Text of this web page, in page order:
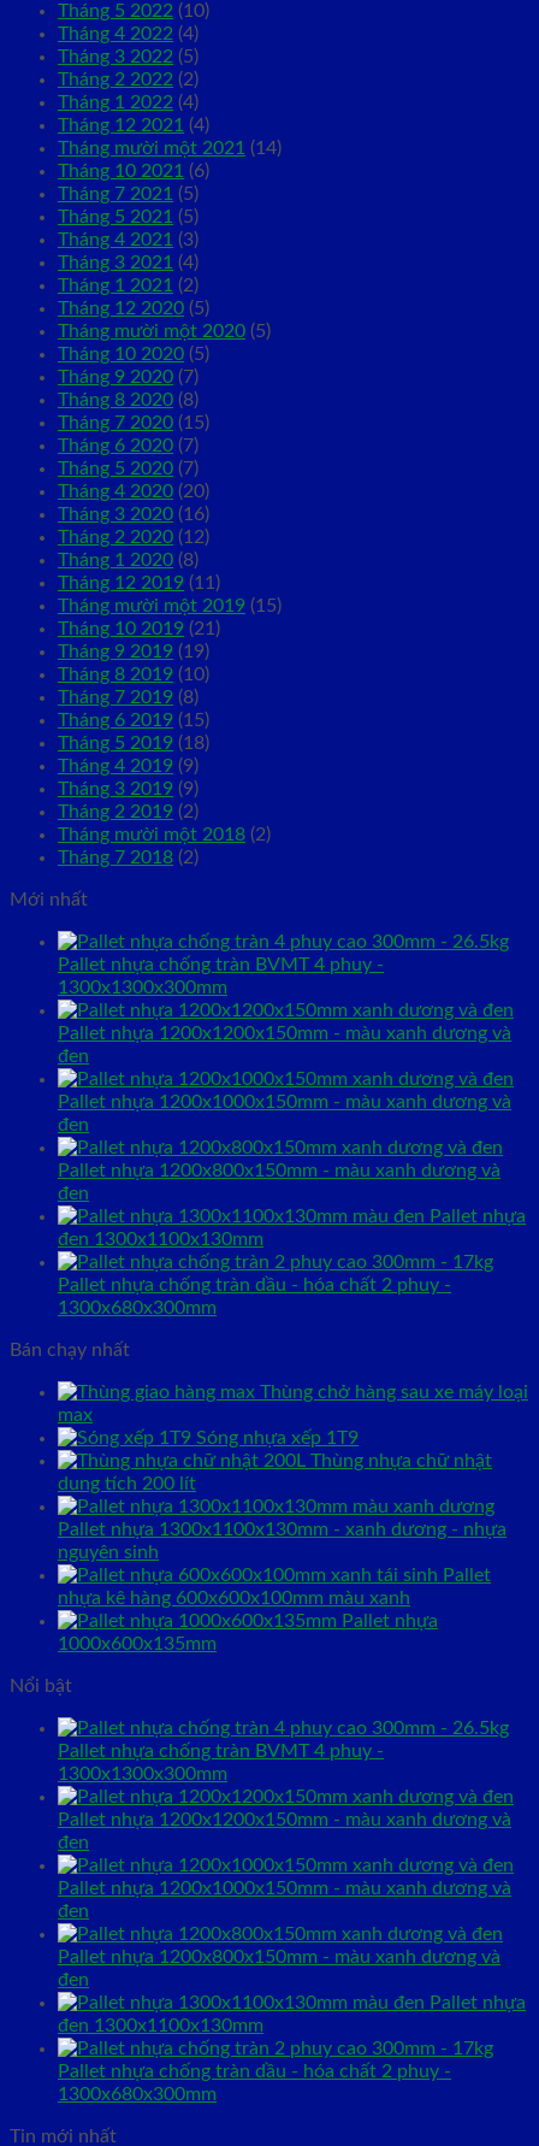
Tháng 5 2022 (10)
Tháng 4 2022 (4)
Tháng 3 2022 (5)
Tháng 2 2022 (2)
Tháng 1 2022 (4)
Tháng 12 2021 (4)
Tháng mười một 2021 (14)
Tháng 10 2021 (6)
Tháng 7 2021 (5)
Tháng 5 2021 (5)
Tháng 4 2021 (3)
Tháng 3 2021 (4)
Tháng 1 2021 (2)
Tháng 12 2020 (5)
Tháng mười một 2020 (5)
Tháng 10 2020 (5)
Tháng 9 2020 (7)
Tháng 8 2020 (8)
Tháng 7 2020 (15)
Tháng 6 2020 (7)
Tháng 5 2020 (7)
Tháng 4 2020 (20)
Tháng 3 2020 (16)
Tháng 2 2020 (12)
Tháng 1 2020 (8)
Tháng 12 2019 (11)
Tháng mười một 2019 (15)
Tháng 10 2019 (21)
Tháng 9 2019 (19)
Tháng 8 2019 (10)
Tháng 7 2019 (8)
Tháng 6 2019 (15)
Tháng 5 2019 (18)
Tháng 4 2019 (9)
Tháng 3 2019 (9)
Tháng 2 2019 (2)
Tháng mười một 2018 (2)
Tháng 7 2018 (2)
Mới nhất
Pallet nhựa chống tràn BVMT 4 phuy -
1300x1300x300mm
Pallet nhựa 1200x1200x150mm - màu xanh dương và
đen
Pallet nhựa 1200x1000x150mm - màu xanh dương và
đen
Pallet nhựa 1200x800x150mm - màu xanh dương và
đen
Pallet nhựa
đen 1300x1100x130mm
Pallet nhựa chống tràn dầu - hóa chất 2 phuy -
1300x680x300mm
Bán chạy nhất
Thùng chở hàng sau xe máy loại
max
Sóng nhựa xếp 1T9
Thùng nhựa chữ nhật
dung tích 200 lít
Pallet nhựa 1300x1100x130mm - xanh dương - nhựa
nguyên sinh
Pallet
nhựa kê hàng 600x600x100mm màu xanh
Pallet nhựa
1000x600x135mm
Nổi bật
Pallet nhựa chống tràn BVMT 4 phuy -
1300x1300x300mm
Pallet nhựa 1200x1200x150mm - màu xanh dương và
đen
Pallet nhựa 1200x1000x150mm - màu xanh dương và
đen
Pallet nhựa 1200x800x150mm - màu xanh dương và
đen
Pallet nhựa
đen 1300x1100x130mm
Pallet nhựa chống tràn dầu - hóa chất 2 phuy -
1300x680x300mm
Tin mới nhất